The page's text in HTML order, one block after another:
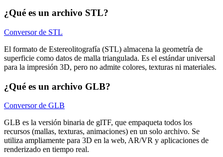
¿Qué es un archivo STL?
Conversor de STL
El formato de Estereolitografía (STL) almacena la geometría de
superficie como datos de malla triangulada. Es el estándar universal
para la impresión 3D, pero no admite colores, texturas ni materiales.
¿Qué es un archivo GLB?
Conversor de GLB
GLB es la versión binaria de glTF, que empaqueta todos los
recursos (mallas, texturas, animaciones) en un solo archivo. Se
utiliza ampliamente para 3D en la web, AR/VR y aplicaciones de
renderizado en tiempo real.